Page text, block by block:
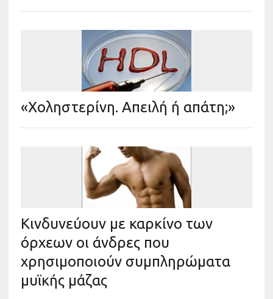
«Χοληστερίνη. Απειλή ή απάτη;»
Κινδυνεύουν με καρκίνο των
όρχεων οι άνδρες που
χρησιμοποιούν συμπληρώματα
μυϊκής μάζας